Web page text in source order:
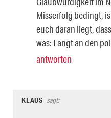
Misserfolg bedingt,
euch daran liegt,
was: Fangt an den
antworten
KLAUS sagt: